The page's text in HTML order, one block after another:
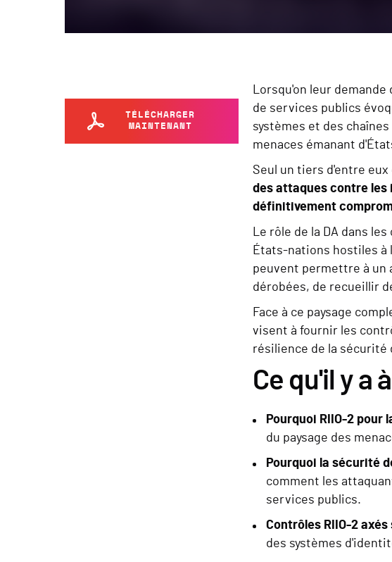
TÉLÉCHARGER
MAINTENANT
Lorsqu'on leur
de services publics
systèmes et des
menaces émanant
Seul un tiers d'entre
des attaques contre les
définitivement
Le rôle de la DA dans
États-nations hostiles
peuvent permettre à un
dérobées, de recueillir
Face à ce paysage
visent à fournir les
résilience de la sécurité
Ce qu'il y a
Pourquoi RIIO-2 pour
du paysage des
Pourquoi la sécurité
comment les
services publics.
Contrôles RIIO-2
des systèmes